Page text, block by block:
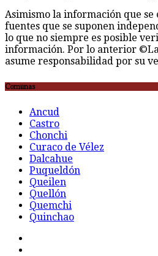
Asimismo la información que
fuentes que se suponen
lo que no siempre es posible
información. Por lo anterior
asume responsabilidad por su
Comunas
Ancud
Castro
Chonchi
Curaco de Vélez
Dalcahue
Puqueldón
Queilen
Quellón
Quemchi
Quinchao